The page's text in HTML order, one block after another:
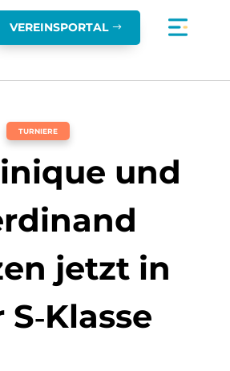
VEREINSPORTAL
TURNIERE
und
jetzt in